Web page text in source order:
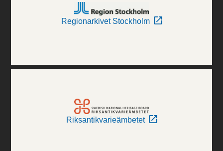
Regionarkivet Stockholm
Riksantikvarieämbetet